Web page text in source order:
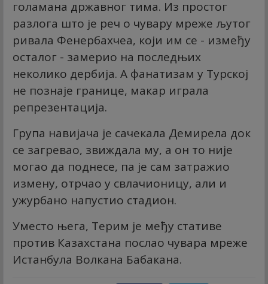
голамана државног тима. Из простог
разлога што је реч о чувару мреже љутог
ривала Фенербахчеа, који им се - између
осталог - замерио на последњих
неколико дербија. А фанатизам у Турској
не познаје границе, макар играла
репрезентација.
Група навијача је сачекала Демирела док
се загревао, звиждала му, а он то није
могао да поднесе, па је сам затражио
измену, отрчао у свлачионицу, али и
ужурбано напустио стадион.
Уместо њега, Терим је међу стативе
против Казахстана послао чувара мреже
Истанбула Волкана Бабакана.